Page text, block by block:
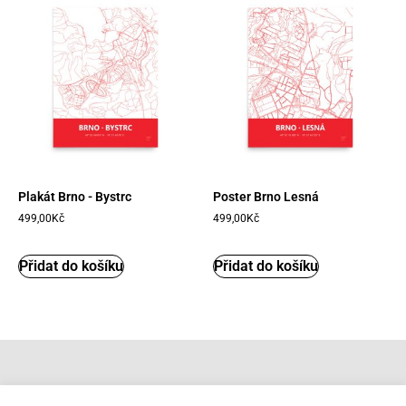
Plakát Brno - Bystrc
499,00Kč
Přidat do košíku
Poster Brno Lesná
499,00Kč
Přidat do košíku